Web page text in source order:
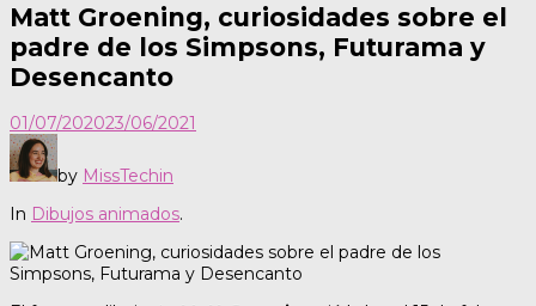
Matt Groening, curiosidades sobre el
padre de los Simpsons, Futurama y
Desencanto
01/07/202023/06/2021
by MissTechin
In Dibujos animados.